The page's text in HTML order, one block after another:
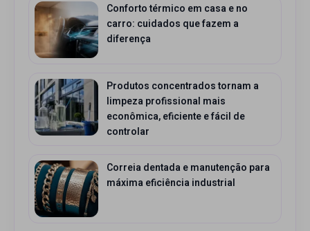
Conforto térmico em casa e no
carro: cuidados que fazem a
diferença
Produtos concentrados tornam a
limpeza profissional mais
econômica, eficiente e fácil de
controlar
Correia dentada e manutenção para
máxima eficiência industrial